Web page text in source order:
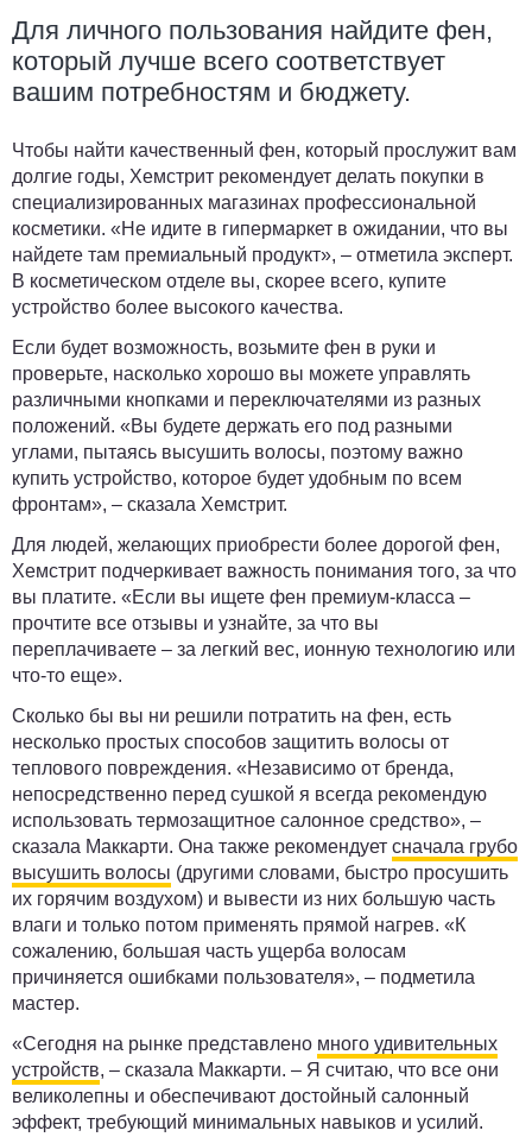
Для личного пользования найдите фен,
который лучше всего соответствует
вашим потребностям и бюджету.
Чтобы найти качественный фен, который прослужит вам
долгие годы, Хемстрит рекомендует делать покупки в
специализированных магазинах профессиональной
косметики. «Не идите в гипермаркет в ожидании, что вы
найдете там премиальный продукт», – отметила эксперт.
В косметическом отделе вы, скорее всего, купите
устройство более высокого качества.
Если будет возможность, возьмите фен в руки и
проверьте, насколько хорошо вы можете управлять
различными кнопками и переключателями из разных
положений. «Вы будете держать его под разными
углами, пытаясь высушить волосы, поэтому важно
купить устройство, которое будет удобным по всем
фронтам», – сказала Хемстрит.
Для людей, желающих приобрести более дорогой фен,
Хемстрит подчеркивает важность понимания того, за что
вы платите. «Если вы ищете фен премиум-класса –
прочтите все отзывы и узнайте, за что вы
переплачиваете – за легкий вес, ионную технологию или
что-то еще».
Сколько бы вы ни решили потратить на фен, есть
несколько простых способов защитить волосы от
теплового повреждения. «Независимо от бренда,
непосредственно перед сушкой я всегда рекомендую
использовать термозащитное салонное средство», –
сказала Маккарти. Она также рекомендует сначала грубо
высушить волосы (другими словами, быстро просушить
их горячим воздухом) и вывести из них большую часть
влаги и только потом применять прямой нагрев. «К
сожалению, большая часть ущерба волосам
причиняется ошибками пользователя», – подметила
мастер.
«Сегодня на рынке представлено много удивительных
устройств, – сказала Маккарти. – Я считаю, что все они
великолепны и обеспечивают достойный салонный
эффект, требующий минимальных навыков и усилий.